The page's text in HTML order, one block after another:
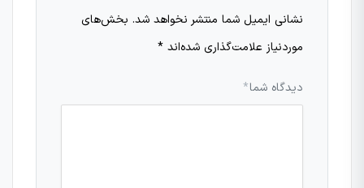
نشانی ایمیل شما منتشر نخواهد شد. بخش‌های
موردنیاز علامت‌گذاری شده‌اند *
دیدگاه شما*